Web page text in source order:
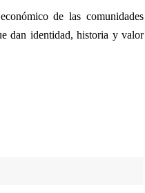
de las comunidades
dan identidad, historia y valor